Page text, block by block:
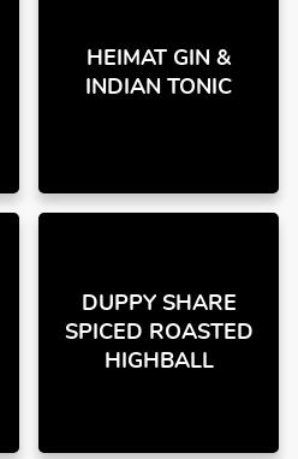
HEIMAT GIN &
INDIAN TONIC
DUPPY SHARE
SPICED ROASTED
HIGHBALL